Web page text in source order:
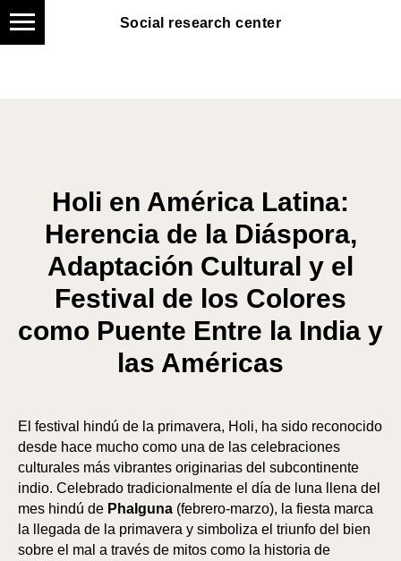
Social research center
Social research center
Holi en América Latina:
Herencia de la Diáspora,
Adaptación Cultural y el
Festival de los Colores
como Puente Entre la India y
las Américas
El festival hindú de la primavera, Holi, ha sido reconocido
desde hace mucho como una de las celebraciones
culturales más vibrantes originarias del subcontinente
indio. Celebrado tradicionalmente el día de luna llena del
mes hindú de Phalguna (febrero-marzo), la fiesta marca
la llegada de la primavera y simboliza el triunfo del bien
sobre el mal a través de mitos como la historia de